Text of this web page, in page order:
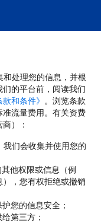
处理您的信息，并根
的平台前，阅读我们
款和条件》 。浏览条款
流量费用。有关资费
）：
们会收集并使用您的
他权限或信息（例
，您有权拒绝或撤销
您的信息安全；
第三方；